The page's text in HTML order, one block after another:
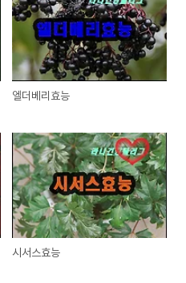
엘더베리효능
시서스효능